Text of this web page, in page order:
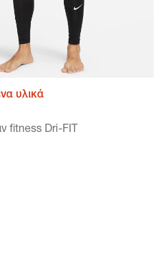
υλικά
fitness Dri-FIT